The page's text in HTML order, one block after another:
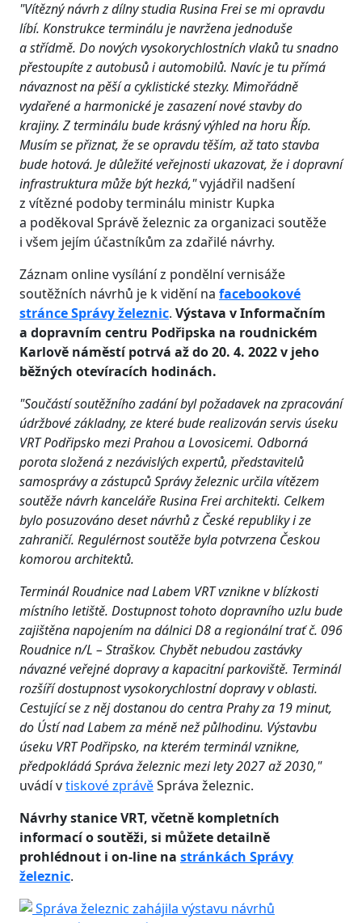
"Vítězný návrh z dílny studia Rusina Frei se mi opravdu
líbí. Konstrukce terminálu je navržena jednoduše
a střídmě. Do nových vysokorychlostních vlaků tu snadno
přestoupíte z autobusů i automobilů. Navíc je tu přímá
návaznost na pěší a cyklistické stezky. Mimořádně
vydařené a harmonické je zasazení nové stavby do
krajiny. Z terminálu bude krásný výhled na horu Říp.
Musím se přiznat, že se opravdu těším, až tato stavba
bude hotová. Je důležité veřejnosti ukazovat, že i dopravní
infrastruktura může být hezká,"vyjádřil nadšení
z vítězné podoby terminálu ministr Kupka
a poděkoval Správě železnic za organizaci soutěže
i všem jejím účastníkům za zdařilé návrhy.
Záznam online vysílání z pondělní vernisáže
soutěžních návrhů je k vidění na facebookové
stránce Správy železnic. Výstava v Informačním
a dopravním centru Podřipska na roudnickém
Karlově náměstí potrvá až do 20. 4. 2022 v jeho
běžných otevíracích hodinách.
"Součástí soutěžního zadání byl požadavek na zpracování
údržbové základny, ze které bude realizován servis úseku
VRT Podřipsko mezi Prahou a Lovosicemi. Odborná
porota složená z nezávislých expertů, představitelů
samosprávy a zástupců Správy železnic určila vítězem
soutěže návrh kanceláře Rusina Frei architekti. Celkem
bylo posuzováno deset návrhů z České republiky i ze
zahraničí. Regulérnost soutěže byla potvrzena Českou
komorou architektů.
Terminál Roudnice nad Labem VRT vznikne v blízkosti
místního letiště. Dostupnost tohoto dopravního uzlu bude
zajištěna napojením na dálnici D8 a regionální trať č. 096
Roudnice n/L – Straškov. Chybět nebudou zastávky
návazné veřejné dopravy a kapacitní parkoviště. Terminál
rozšíří dostupnost vysokorychlostní dopravy v oblasti.
Cestující se z něj dostanou do centra Prahy za 19 minut,
do Ústí nad Labem za méně než půlhodinu. Výstavbu
úseku VRT Podřipsko, na kterém terminál vznikne,
předpokládá Správa železnic mezi lety 2027 až 2030,"
uvádí vtiskové zprávěSpráva železnic.
Návrhy stanice VRT, včetně kompletních
informací o soutěži, si můžete detailně
prohlédnout i on-line na stránkách Správy
železnic.